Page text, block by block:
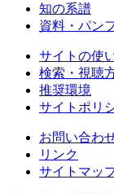
知の系譜
資料・パン
サイトの使
検索・視聴
推奨環境
サイトポリ
お問い合わ
リンク
サイトマッ